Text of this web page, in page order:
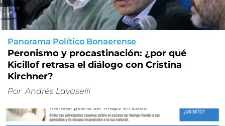
Panorama Político Bonaerense
Peronismo y procastinación: ¿por qué
Kicillof retrasa el diálogo con Cristina
Kirchner?
Por Andrés Lavaselli